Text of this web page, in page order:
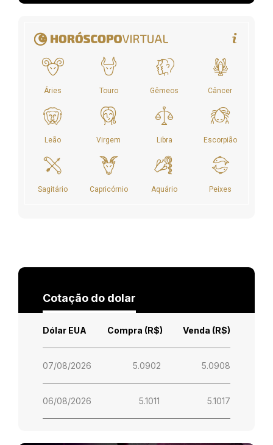
Cotação do dolar
Dólar EUA Compra (R$) Venda (R$)
07/08/2026 5.0902 5.0908
06/08/2026 5.1011 5.1017